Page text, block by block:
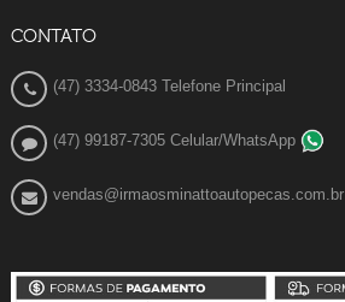
CONTATO
(47) 3334-0843 Telefone Principal
(47) 99187-7305 Celular/WhatsApp
vendas@irmaosminattoautopecas.com.br